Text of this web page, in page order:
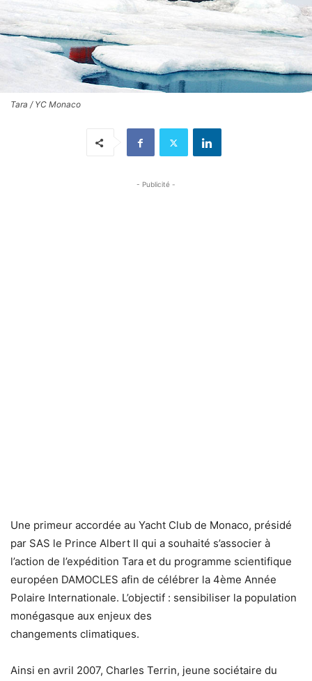
Tara / YC Monaco
- Publicité -
Une primeur accordée au Yacht Club de Monaco, présidé
par SAS le Prince Albert II qui a souhaité s’associer à
l’action de l’expédition Tara et du programme scientifique
européen DAMOCLES afin de célébrer la 4ème Année
Polaire Internationale. L’objectif : sensibiliser la population
monégasque aux enjeux des
changements climatiques.
Ainsi en avril 2007, Charles Terrin, jeune sociétaire du